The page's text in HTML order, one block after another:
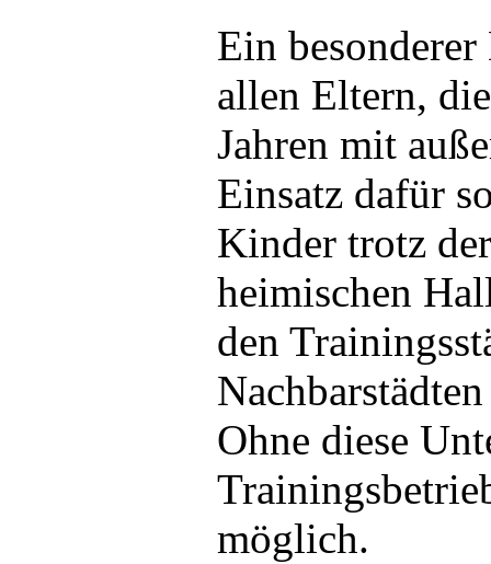
Ein
allen Eltern,
Jahren mit
Einsatz dafür
Kinder trotz
heimischen
den
Ohne diese
möglich.